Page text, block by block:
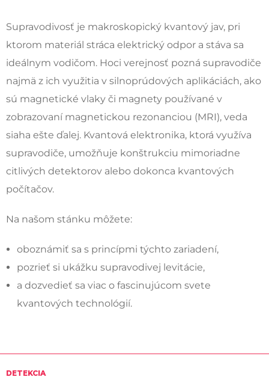
Supravodivosť je makroskopický kvantový jav, pri
ktorom materiál stráca elektrický odpor a stáva sa
ideálnym vodičom. Hoci verejnosť pozná supravodiče
najmä z ich využitia v silnoprúdových aplikáciách, ako
sú magnetické vlaky či magnety používané v
zobrazovaní magnetickou rezonanciou (MRI), veda
siaha ešte ďalej. Kvantová elektronika, ktorá využíva
supravodiče, umožňuje konštrukciu mimoriadne
citlivých detektorov alebo dokonca kvantových
počítačov.
Na našom stánku môžete:
oboznámiť sa s princípmi týchto zariadení,
pozrieť si ukážku supravodivej levitácie,
a dozvedieť sa viac o fascinujúcom svete
kvantových technológií.
DETEKCIA